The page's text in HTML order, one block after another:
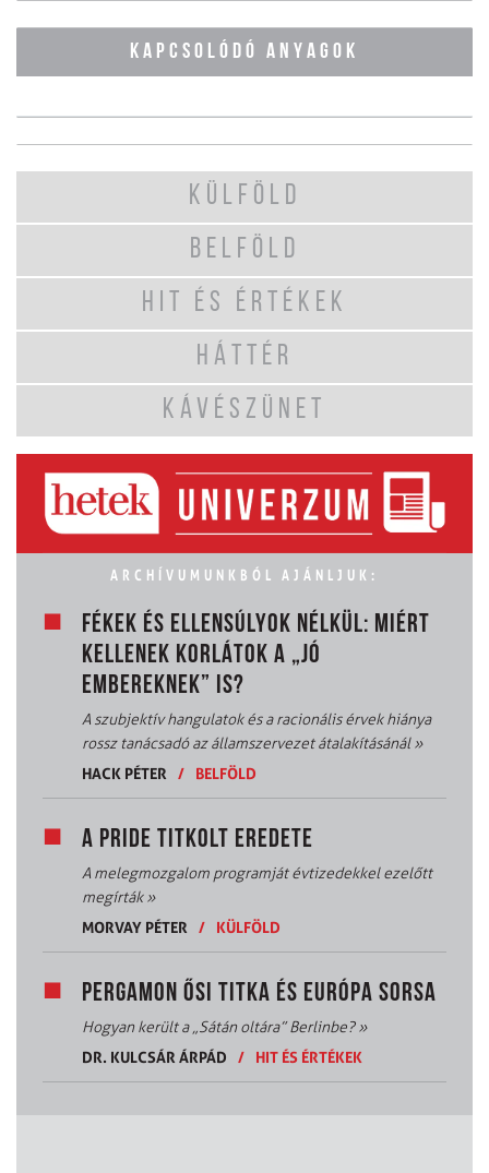
KAPCSOLÓDÓ ANYAGOK
KÜLFÖLD
BELFÖLD
HIT ÉS ÉRTÉKEK
HÁTTÉR
KÁVÉSZÜNET
ARCHÍVUMUNKBÓL AJÁNLJUK:
FÉKEK ÉS ELLENSÚLYOK NÉLKÜL: MIÉRT
KELLENEK KORLÁTOK A „JÓ
EMBEREKNEK” IS?
A szubjektív hangulatok és a racionális érvek hiánya
rossz tanácsadó az államszervezet átalakításánál»
HACK PÉTER
/ BELFÖLD
A PRIDE TITKOLT EREDETE
A melegmozgalom programját évtizedekkel ezelőtt
megírták»
MORVAY PÉTER
/ KÜLFÖLD
PERGAMON ŐSI TITKA ÉS EURÓPA SORSA
Hogyan került a „Sátán oltára” Berlinbe?»
DR. KULCSÁR ÁRPÁD
/ HIT ÉS ÉRTÉKEK